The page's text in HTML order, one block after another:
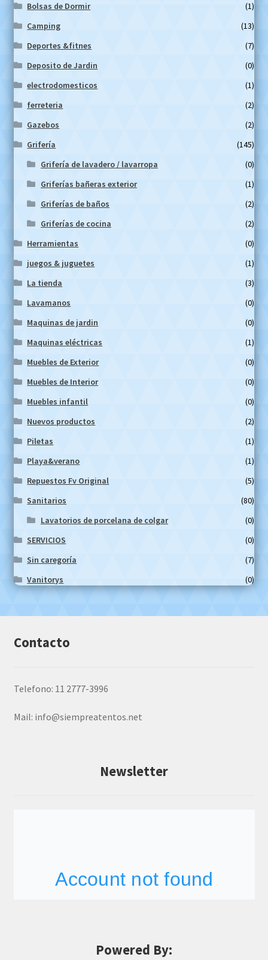
Bolsas de Dormir
(1)
Camping
(13)
Deportes &fitnes
(7)
Deposito de Jardin
(0)
electrodomesticos
(1)
ferreteria
(2)
Gazebos
(2)
Grifería
(145)
Grifería de lavadero / lavarropa
(0)
Griferías bañeras exterior
(1)
Griferías de baños
(2)
Griferías de cocina
(2)
Herramientas
(0)
juegos & juguetes
(1)
La tienda
(3)
Lavamanos
(0)
Maquinas de jardin
(0)
Maquinas eléctricas
(1)
Muebles de Exterior
(0)
Muebles de Interior
(0)
Muebles infantil
(0)
Nuevos productos
(2)
Piletas
(1)
Playa&verano
(1)
Repuestos Fv Original
(5)
Sanitarios
(80)
Lavatorios de porcelana de colgar
(0)
SERVICIOS
(0)
Sin caregoría
(7)
Vanitorys
(0)
Contacto
Telefono: 11 2777-3996
Mail: info@siempreatentos.net
Newsletter
Powered By: